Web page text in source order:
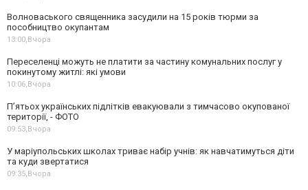
Волноваського священника засудили на 15 років тюрми за
пособництво окупантам
13:00,Вчора
Переселенці можуть не платити за частину комунальних послуг у
покинутому житлі: які умови
10:06,Вчора
П’ятьох українських підлітків евакуювали з тимчасово окупованої
території, - ФОТО
09:53,Вчора
У маріупольських школах триває набір учнів: як навчатимуться діти
та куди звертатися
09:35,Вчора